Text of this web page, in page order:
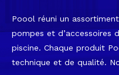
Poool réuni un
pompes et d’accessoires
piscine. Chaque produit
technique et de qualité.